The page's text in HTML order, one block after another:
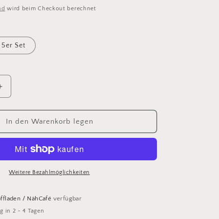
wird beim Checkout berechnet
5er Set
Erhöhe
für
Feuerwehr
In den Warenkorb legen
Weitere Bezahlmöglichkeiten
/ NähCafé verfügbar
in 2 - 4 Tagen